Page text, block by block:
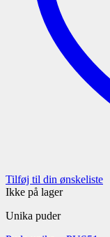
Tilføj til din ønskeliste
Ikke på lager
Unika puder